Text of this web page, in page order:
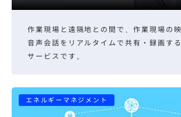
作業現場と遠隔地との間で、作業現場の
音声会話をリアルタイムで共有・録画す
サービスです。
エネルギーマネジメント